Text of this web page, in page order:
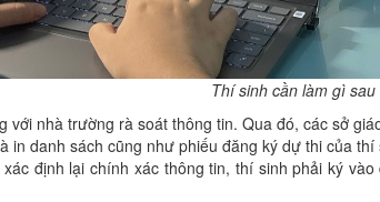
Thí sinh cần làm gì
với nhà trường rà soát thông tin. Qua đó, các sở
in danh sách cũng như phiếu đăng ký dự thi của
định lại chính xác thông tin, thí sinh phải ký